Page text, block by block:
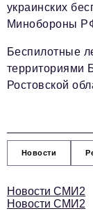
Отдел
Отдел по
украинских
Минобороны
Беспилотные
территориями
Ростовской
Новости
Новости СМИ2
Новости СМИ2